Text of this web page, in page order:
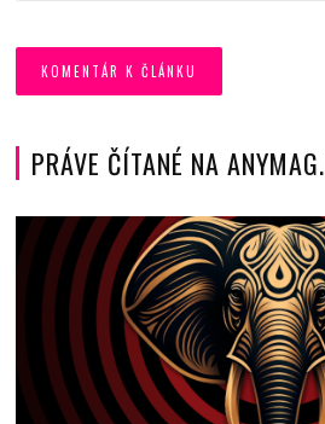
PRÁVE ČÍTANÉ NA